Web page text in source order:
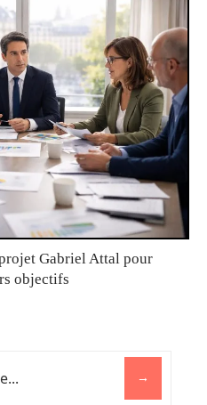
Gabriel Attal pour
objectifs